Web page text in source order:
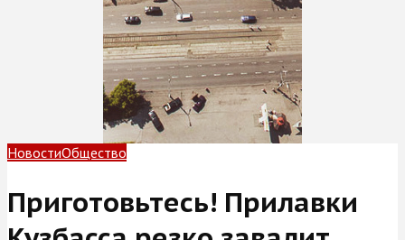
НовостиОбщество
Приготовьтесь! Прилавки